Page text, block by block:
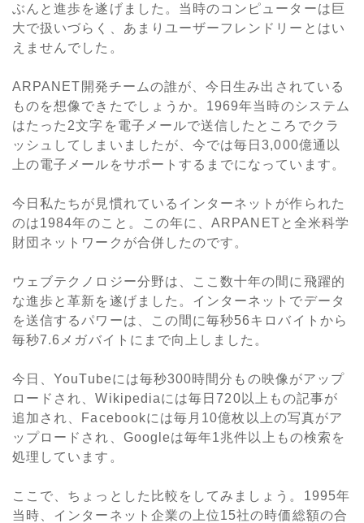
ぶんと進歩を遂げました。当時のコンピューターは巨
大で扱いづらく、あまりユーザーフレンドリーとはい
えませんでした。
ARPANET開発チームの誰が、今日生み出されている
ものを想像できたでしょうか。1969年当時のシステム
はたった2文字を電子メールで送信したところでクラ
ッシュしてしまいましたが、今では毎日3,000億通以
上の電子メールをサポートするまでになっています。
今日私たちが見慣れているインターネットが作られた
のは1984年のこと。この年に、ARPANETと全米科学
財団ネットワークが合併したのです。
ウェブテクノロジー分野は、ここ数十年の間に飛躍的
な進歩と革新を遂げました。インターネットでデータ
を送信するパワーは、この間に毎秒56キロバイトから
毎秒7.6メガバイトにまで向上しました。
今日、YouTubeには毎秒300時間分もの映像がアップ
ロードされ、Wikipediaには毎日720以上もの記事が
追加され、Facebookには毎月10億枚以上の写真がア
ップロードされ、Googleは毎年1兆件以上もの検索を
処理しています。
ここで、ちょっとした比較をしてみましょう。1995年
当時、インターネット企業の上位15社の時価総額の合